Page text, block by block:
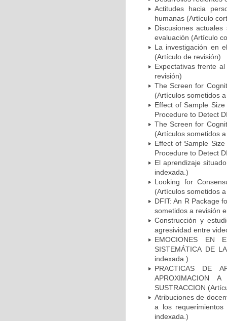
Actitudes hacia
humanas (Artículo
Discusiones
evaluación (Artículo
La investigación en
(Artículo de revisión)
Expectativas frente
revisión)
The Screen for
(Artículos sometidos
Effect of Sample
Procedure to Detect
The Screen for
(Artículos sometidos
Effect of Sample
Procedure to Detect
El aprendizaje
indexada.)
Looking for
(Artículos sometidos
DFIT: An R Package
sometidos a revisión
Construcción y
agresividad entre
EMOCIONES EN
SISTEMÁTICA DE
indexada.)
PRACTICAS DE
APROXIMACION
SUSTRACCION
Atribuciones de
a los
indexada.)